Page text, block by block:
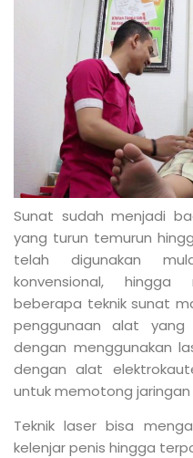
Sunat sudah menjadi
yang turun temurun
telah digunakan
konvensional,
beberapa teknik sunat
penggunaan alat
dengan menggunakan
dengan alat
untuk memotong jaringan
Teknik laser bisa
kelenjar penis hingga